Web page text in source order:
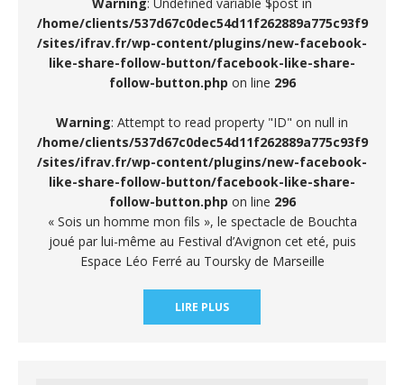
/home/clients/537d67c0dec54d11f262889a775c93f9
/sites/ifrav.fr/wp-content/plugins/new-facebook-
like-share-follow-button/facebook-like-share-
follow-button.php on line 296
Warning: Attempt to read property "ID" on null in
/home/clients/537d67c0dec54d11f262889a775c93f9
/sites/ifrav.fr/wp-content/plugins/new-facebook-
like-share-follow-button/facebook-like-share-
follow-button.php on line 296
« Sois un homme mon fils », le spectacle de Bouchta
joué par lui-même au Festival d’Avignon cet eté, puis
Espace Léo Ferré au Toursky de Marseille
LIRE PLUS